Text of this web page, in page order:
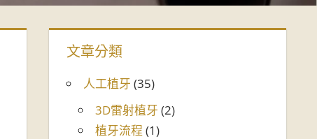
文章分類
人工植牙 (35)
3D雷射植牙 (2)
植牙流程 (1)